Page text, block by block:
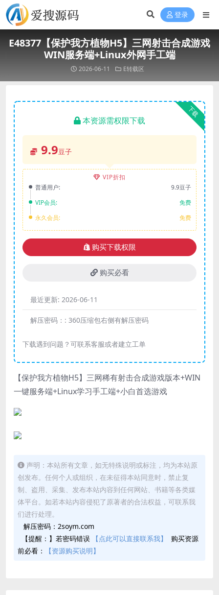
登录
E48377【保护我方植物H5】三网射击合成游戏
WIN服务端+Linux外网手工端
2026-06-11 E转载区
下载
本资源需权限下载
9.9豆子
VIP折扣
普通用户:
9.9豆子
VIP会员:
免费
永久会员:
免费
购买下载权限
购买必看
最近更新: 2026-06-11
解压密码：: 360压缩包右侧有解压密码
下载遇到问题？可联系客服或者建立工单
【保护我方植物H5】三网稀有射击合成游戏版本+WIN
一键服务端+Linux学习手工端+小白首选游戏
声明：本站所有文章，如无特殊说明或标注，均为本站原
创发布。任何个人或组织，在未征得本站同意时，禁止复
制、盗用、采集、发布本站内容到任何网站、书籍等各类媒
体平台。如若本站内容侵犯了原著者的合法权益，可联系我
们进行处理。
解压密码：2soym.com
【提醒：】若密码错误
【点此可以直接联系我】
购买资源
前必看：
【资源购买说明】